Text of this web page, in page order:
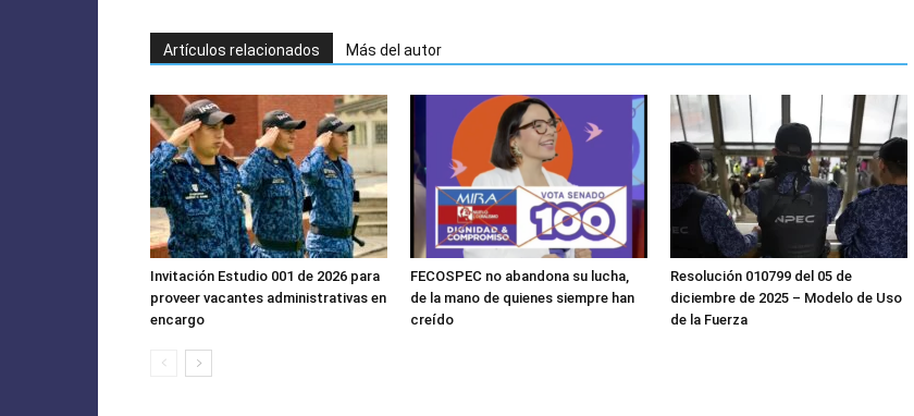
Artículos relacionados Más del autor
Invitación Estudio 001 de 2026 para
proveer vacantes administrativas en
encargo
FECOSPEC no abandona su lucha,
de la mano de quienes siempre han
creído
Resolución 010799 del 05 de
diciembre de 2025 – Modelo de Uso
de la Fuerza